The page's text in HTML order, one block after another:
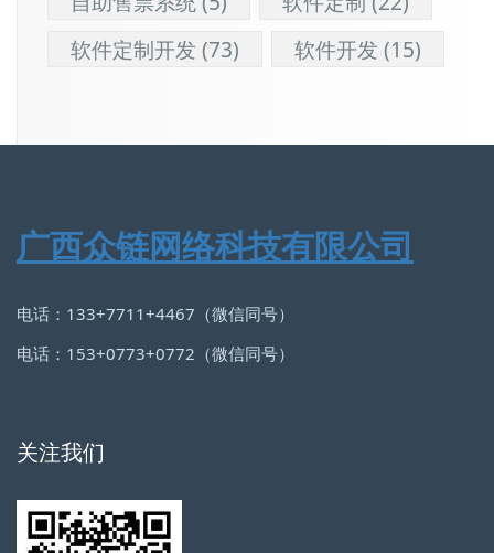
软件定制开发 (73) 软件开发 (15)
广西众链网络科技有限公司
电话：133+7711+4467（微信同号）
电话：153+0773+0772（微信同号）
关注我们